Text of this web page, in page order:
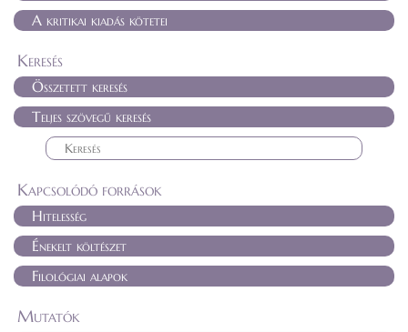
A kritikai kiadás kötetei
Keresés
Összetett keresés
Teljes szövegű keresés
Kapcsolódó források
Hitelesség
Énekelt költészet
Filológiai alapok
Mutatók